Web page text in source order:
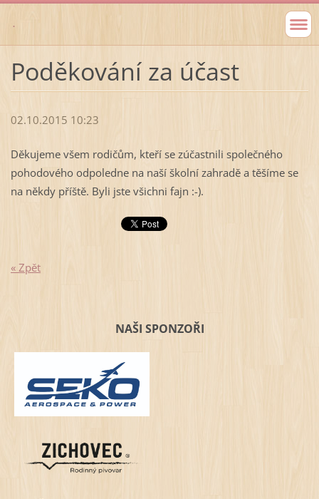
.
Poděkování za účast
02.10.2015 10:23
Děkujeme všem rodičům, kteří se zúčastnili společného
pohodového odpoledne na naší školní zahradě a těšíme se
na někdy příště. Byli jste všichni fajn :-).
« Zpět
NAŠI SPONZOŘI